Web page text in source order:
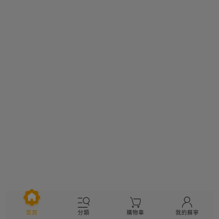
首頁 分類 購物車 我的蘇寧